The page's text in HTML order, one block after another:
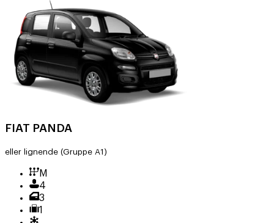
FIAT PANDA
eller lignende (Gruppe A1)
M
4
3
1